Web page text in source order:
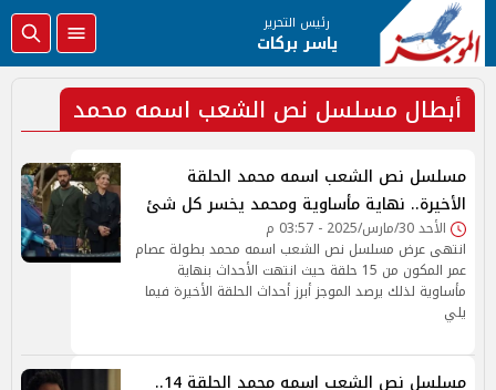
رئيس التحرير
ياسر بركات
أبطال مسلسل نص الشعب اسمه محمد
مسلسل نص الشعب اسمه محمد الحلقة
الأخيرة.. نهاية مأساوية ومحمد يخسر كل شئ
الأحد 30/مارس/2025 - 03:57 م
انتهى عرض مسلسل نص الشعب اسمه محمد بطولة عصام
عمر المكون من 15 حلقة حيث انتهت الأحداث بنهاية
مأساوية لذلك يرصد الموجز أبرز أحداث الحلقة الأخيرة فيما
يلي
مسلسل نص الشعب اسمه محمد الحلقة 14..